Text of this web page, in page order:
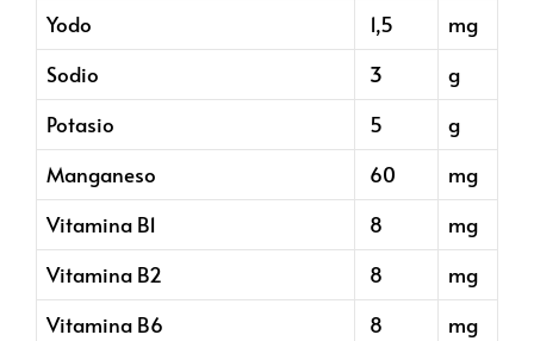
Yodo
1,5
mg
Sodio
3
g
Potasio
5
g
Manganeso
60
mg
Vitamina B1
8
mg
Vitamina B2
8
mg
Vitamina B6
8
mg